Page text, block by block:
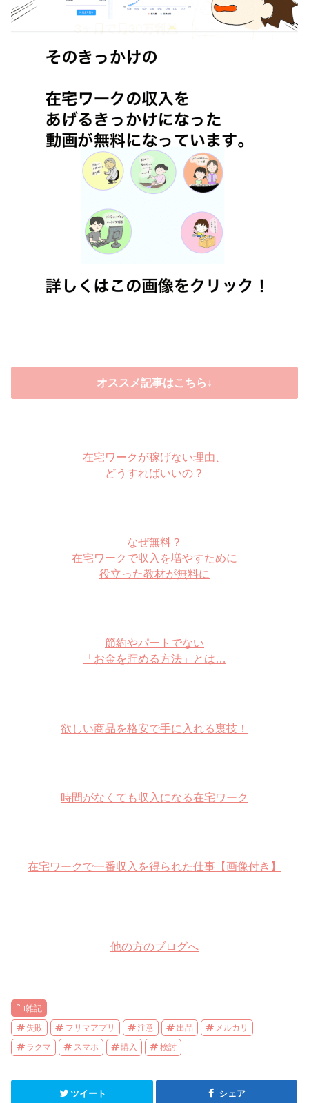
オススメ記事はこちら↓
在宅ワークが稼げない理由、
どうすればいいの？
なぜ無料？
在宅ワークで収入を増やすために
役立った教材が無料に
節約やパートでない
「お金を貯める方法」とは…
欲しい商品を格安で手に入れる裏技！
時間がなくても収入になる在宅ワーク
在宅ワークで一番収入を得られた仕事【画像付き】
他の方のブログへ
雑記
失敗 フリマアプリ 注意 出品 メルカリ
ラクマ スマホ 購入 検討
ツイート シェア